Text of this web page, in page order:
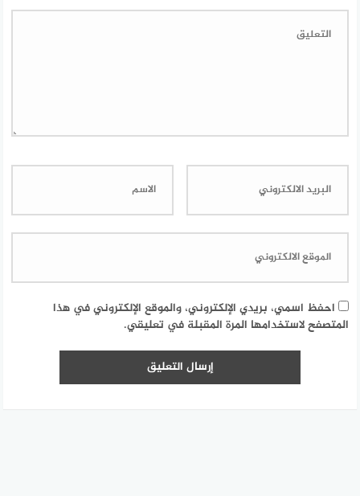
احفظ اسمي، بريدي الإلكتروني، والموقع الإلكتروني في هذا
المتصفح لاستخدامها المرة المقبلة في تعليقي.